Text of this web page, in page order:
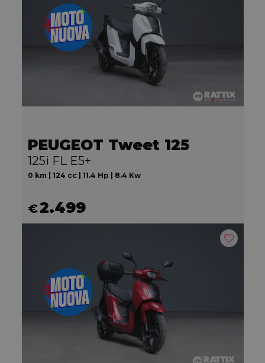
PEUGEOT Tweet 125
125i FL E5+
0 km | 124 cc | 11.4 Hp | 8.4 Kw
€2.499